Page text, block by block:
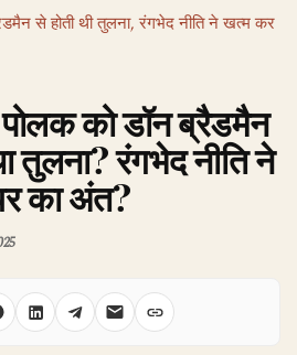
से होती थी तुलना, रंगभेद नीति ने खत्म कर
पोलक को डॉन ब्रैडमैन
तुलना? रंगभेद नीति ने
का अंत?